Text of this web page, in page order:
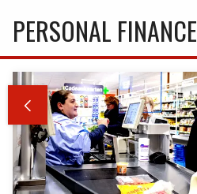
PERSONAL FINANCE
